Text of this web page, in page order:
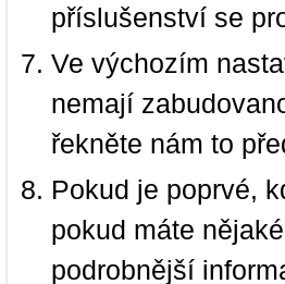
příslušenství se
Ve výchozím
nemají
řekněte nám to
Pokud je poprvé,
pokud máte
podrobnější